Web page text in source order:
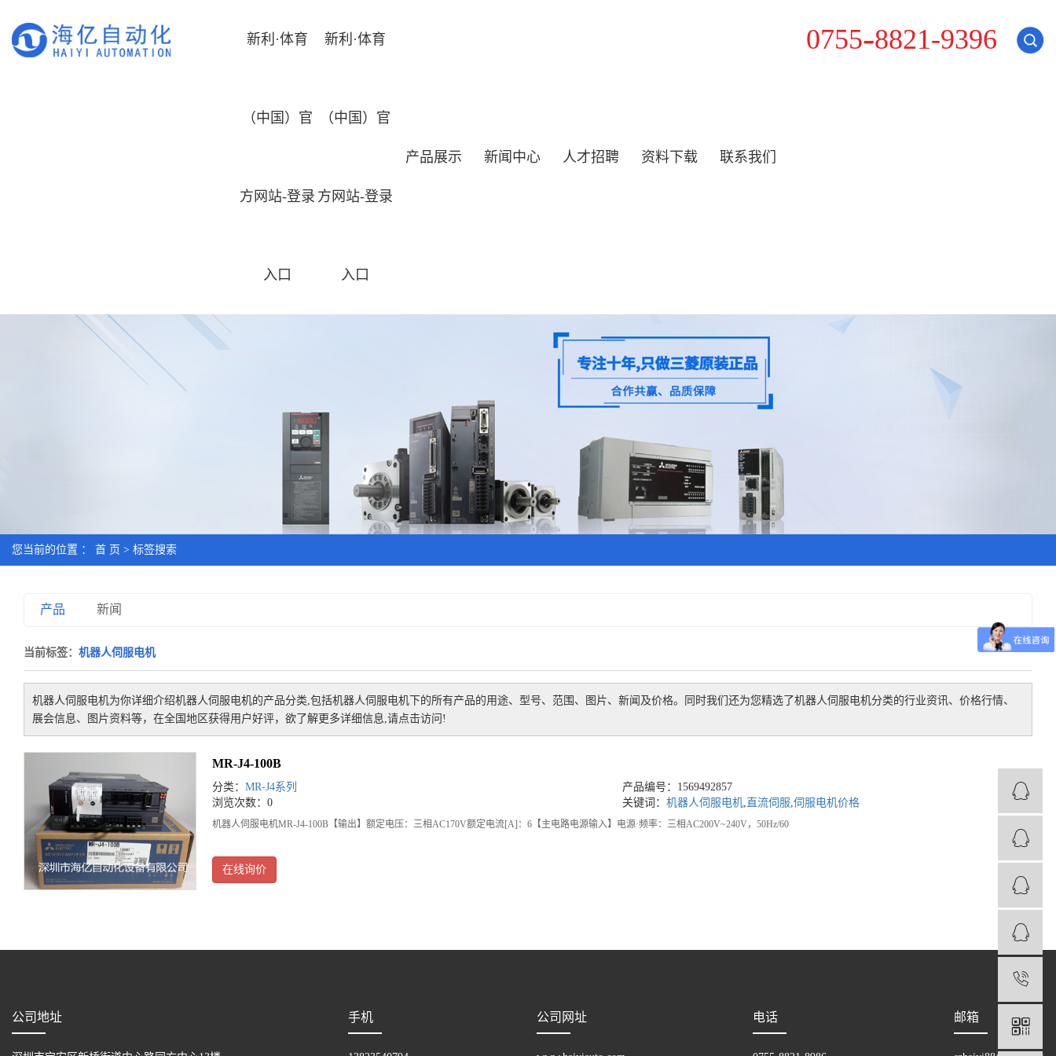
0755-8821-9396
新利·体育
（中国）官
方网站-登录
入口
新利·体育
（中国）官
方网站-登录
入口
产品展示 新闻中心 人才招聘 资料下载 联系我们
您当前的位置 ： 首 页 > 标签搜索
产品 新闻
当前标签： 机器人伺服电机
机器人伺服电机为你详细介绍机器人伺服电机的产品分类,包括机器人伺服电机 下的所有产品的用途、型号、范围、图片、新闻及价格。同时我们还为您精选了机器人伺服电机分类的行业资讯、价格行情、
展会信息、图片资料等，在全国地区获得用户好评，欲了解更多详细信息,请点击访问!
MR-J4-100B
分类： MR-J4系列
产品编号：1569492857
浏览次数：0
关键词： 机器人伺服电机, 直流伺服,伺服电机价格
机器人伺服电机MR-J4-100B【输出】额定电压：三相AC170V额定电流[A]：6【主电路电源输入】电源·频率：三相AC200V~240V，50Hz/60
在线询价
公司地址 手机 公司网址 电话 邮箱